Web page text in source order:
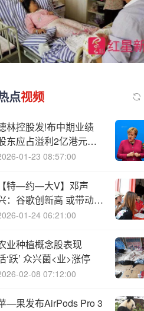
点视频
林控股发!布中期业绩
东应占溢利2亿港元同
增加2486.85%
01-23 08:57:00
特—约—大V】邓声
：谷歌创新高 或带动港
科技股走势强劲
01-24 06:21:00
业种植概念股表现
‘跃’ 众兴菌<业>涨停
02-08 07:12:00
—果发布AirPods Pro 3